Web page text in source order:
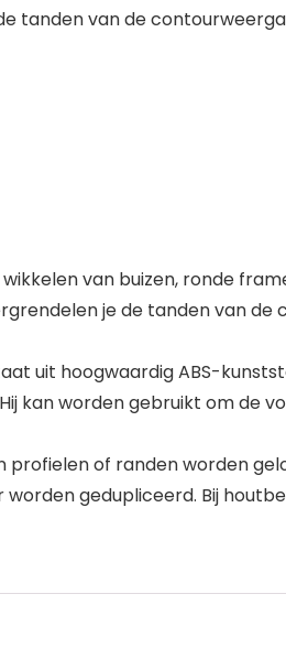
tanden van de
van buizen, ronde
je de tanden van
uit hoogwaardig ABS-
kan worden gebruikt om
of randen worden
gedupliceerd. Bij